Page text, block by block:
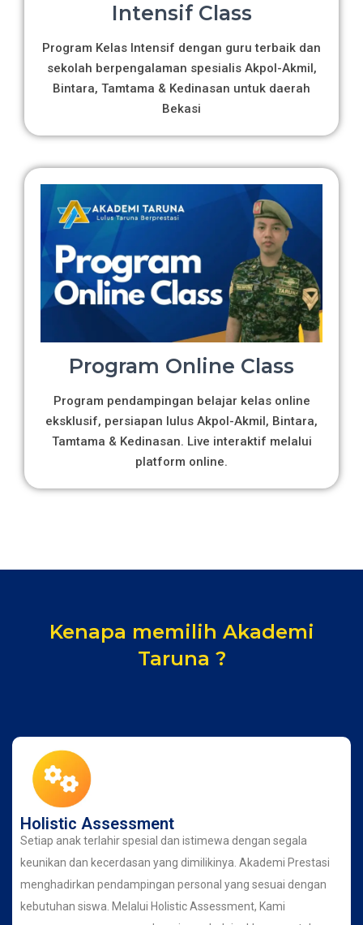
Intensif Class
Program Kelas Intensif dengan guru terbaik dan
sekolah berpengalaman spesialis Akpol-Akmil,
Bintara, Tamtama & Kedinasan untuk daerah
Bekasi
Program Online Class
Program pendampingan belajar kelas online
eksklusif, persiapan lulus Akpol-Akmil, Bintara,
Tamtama & Kedinasan. Live interaktif melalui
platform online.
Kenapa memilih Akademi
Taruna ?
Holistic Assessment
Setiap anak terlahir spesial dan istimewa dengan segala
keunikan dan kecerdasan yang dimilikinya. Akademi Prestasi
menghadirkan pendampingan personal yang sesuai dengan
kebutuhan siswa. Melalui Holistic Assessment, Kami